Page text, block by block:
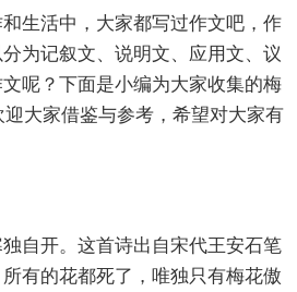
生活中，大家都写过作文吧，作
为记叙文、说明文、应用文、议
呢？下面是小编为大家收集的梅
大家借鉴与参考，希望对大家有
自开。这首诗出自宋代王安石笔
有的花都死了，唯独只有梅花傲